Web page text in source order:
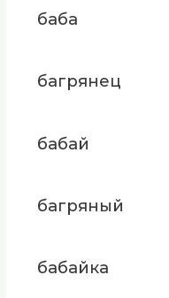
баба
багрянец
бабай
багряный
бабайка